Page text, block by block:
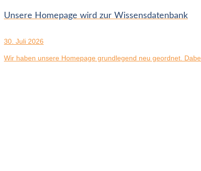
Unsere Homepage wird zur Wissensdatenbank
30. Juli 2026
Wir haben unsere Homepage grundlegend neu geordnet.